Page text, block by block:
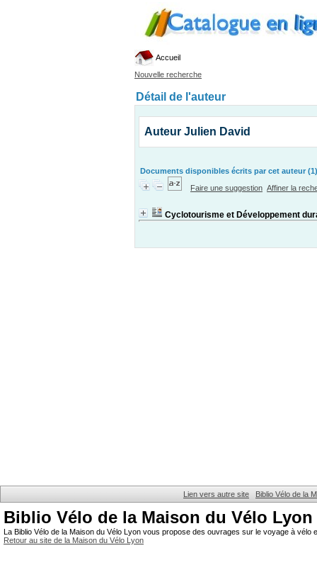
Accueil
Nouvelle recherche
Détail de l'auteur
Auteur Julien David
Documents disponibles écrits par cet auteur (1)
Faire une suggestion Affiner la
Cyclotourisme et Développement
Lien vers autre site Biblio Vélo de la
Biblio Vélo de la Maison du Vélo Lyon
La Biblio Vélo de la Maison du Vélo Lyon vous propose des ouvrages sur le voyage à
Retour au site de la Maison du Vélo Lyon